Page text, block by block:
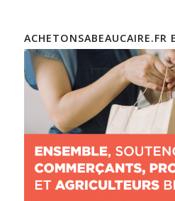
ACHETONSABEAUCAIRE.FR